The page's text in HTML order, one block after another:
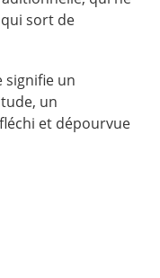
sort de
un
un
et dépourvue